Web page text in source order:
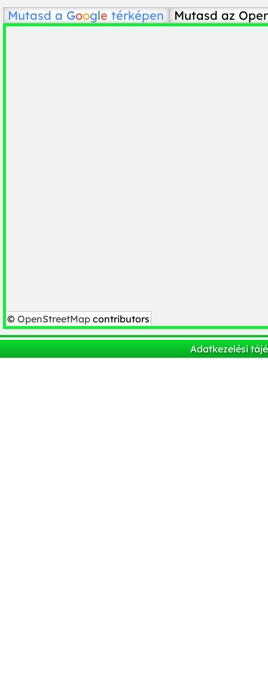
Mutasd a Google térképen Mutasd az
© OpenStreetMap contributors
Adatkezelési